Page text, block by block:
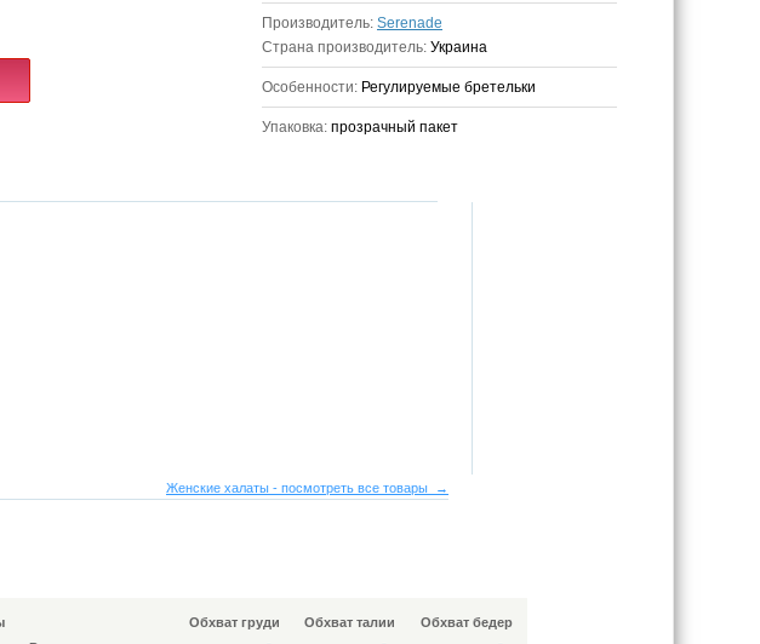
Производитель: Serenade
Страна производитель: Украина
Особенности: Регулируемые бретельки
Упаковка: прозрачный пакет
Женские халаты - посмотреть все товары →
Обхват груди Обхват талии Обхват бедер